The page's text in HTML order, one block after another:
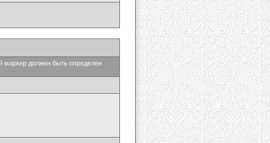
маркер должен быть определен